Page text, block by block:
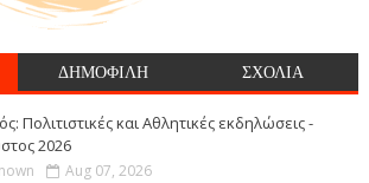
ΔΗΜΟΦΙΛΗ ΣΧΟΛΙΑ
Πολιτιστικές και Αθλητικές εκδηλώσεις -
2026
Aug 07, 2026